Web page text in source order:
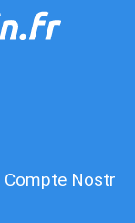
Compte Nostr